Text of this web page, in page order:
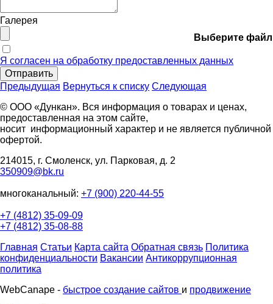
Галерея
Выберите файл
Я согласен на обработку предоставленных данных
Отправить
Предыдущая Вернуться к списку Следующая
© ООО «Дункан». Вся информация о товарах и ценах,
предоставленная на этом сайте,
носит информационный характер и не является публичной
офертой.
214015, г. Смоленск, ул. Парковая, д. 2
350909@bk.ru
многоканальный: +7 (900) 220-44-55
+7 (4812) 35-09-09
+7 (4812) 35-08-88
Главная Статьи Карта сайта Обратная связь Политика
конфиденциальности Вакансии Антикоррупционная
политика
WebCanape - быстрое создание сайтов и продвижение